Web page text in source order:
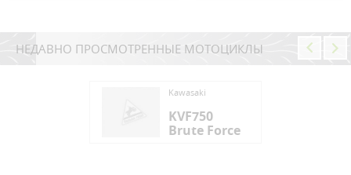
НЕДАВНО ПРОСМОТРЕННЫЕ МОТОЦИКЛЫ
Kawasaki
KVF750
Brute Force